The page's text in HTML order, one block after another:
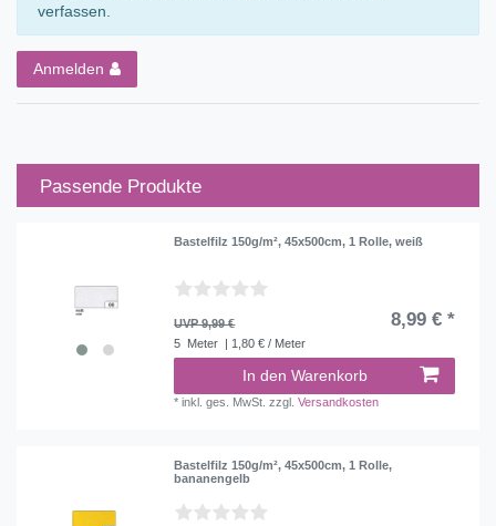
verfassen.
Anmelden
Passende Produkte
Bastelfilz 150g/m², 45x500cm, 1 Rolle, weiß
UVP 9,99 € 8,99 € *
5 Meter | 1,80 € / Meter
In den Warenkorb
*inkl. ges. MwSt. zzgl.Versandkosten
Bastelfilz 150g/m², 45x500cm, 1 Rolle,
bananengelb